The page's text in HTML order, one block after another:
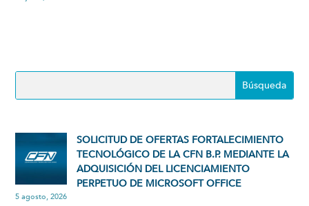
SOLICITUD DE OFERTAS FORTALECIMIENTO
TECNOLÓGICO DE LA CFN B.P. MEDIANTE LA
ADQUISICIÓN DEL LICENCIAMIENTO
PERPETUO DE MICROSOFT OFFICE
5 agosto, 2026